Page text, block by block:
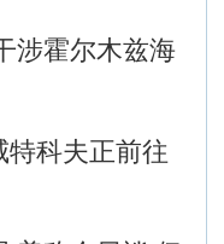
涉霍尔木兹海
科夫正前往